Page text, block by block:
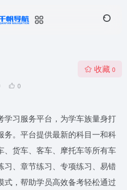
0
收藏 0
学习服务平台，为学车族量身打
务。平台提供最新的科目一和科
、货车、客车、摩托车等所有车
习、章节练习、专项练习、易错
式，帮助学员高效备考轻松通过